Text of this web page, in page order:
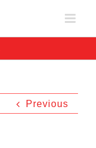
Previous